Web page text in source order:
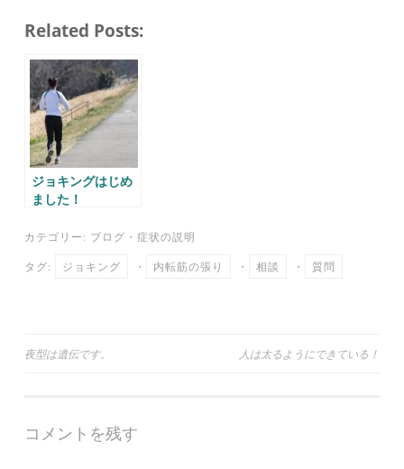
bo
ok
tte
r
ail
Related Posts:
ジョキングはじめ
ました！
カテゴリー: ブログ ・ 症状の説明
タグ: ジョキング ・ 内転筋の張り ・ 相談 ・ 質問
投
ビ
夜型は遺伝です。 人は太るようにできている！
コメントを残す